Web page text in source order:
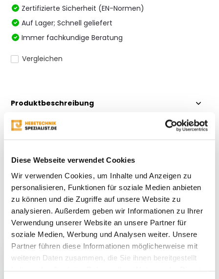
Diese Webseite verwendet Cookies
Wir verwenden Cookies, um Inhalte und Anzeigen zu
personalisieren, Funktionen für soziale Medien anbieten
zu können und die Zugriffe auf unsere Website zu
analysieren. Außerdem geben wir Informationen zu Ihrer
Verwendung unserer Website an unsere Partner für
soziale Medien, Werbung und Analysen weiter. Unsere
Partner führen diese Informationen möglicherweise mit
weiteren Daten zusammen, die Sie ihnen bereitgestellt
Zertifizierte Sicherheit (EN-Normen)
Auf Lager; Schnell geliefert
Immer fachkundige Beratung
Vergleichen
Produktbeschreibung
Eigenschaften
Bewertungen
Teilen
Kürzlich gesehen